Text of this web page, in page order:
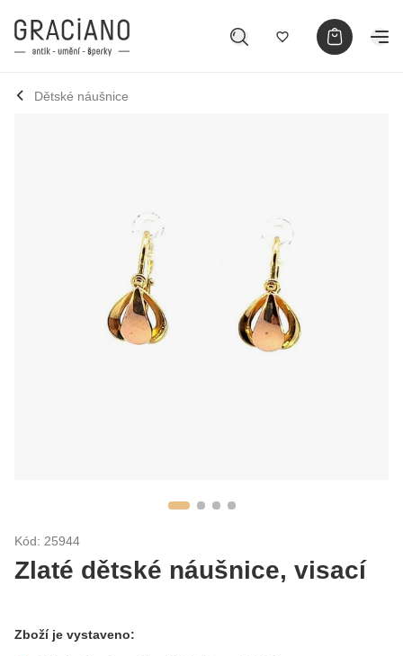
Dětské náušnice
Kód: 25944
Zlaté dětské náušnice, visací
Zboží je vystaveno: